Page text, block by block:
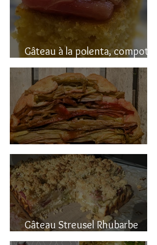
Gâteau à la polenta, compotée
de rhubarbe (sans gluten)
Gâteau renversé à la rhubarbe
Gâteau Streusel Rhubarbe
Pomme, facile et hyper bon!